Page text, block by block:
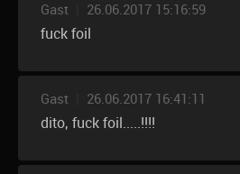
Gast 26.06.2017 15:16:59
fuck foil
Gast 26.06.2017 16:41:11
dito, fuck foil.....!!!!